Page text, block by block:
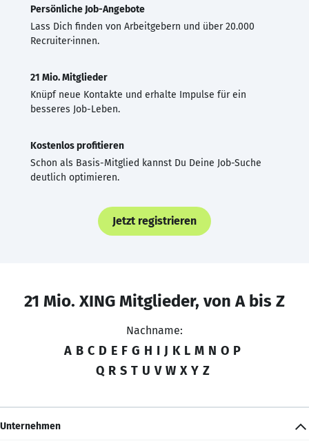
Persönliche Job-Angebote
Lass Dich finden von Arbeitgebern und über 20.000
Recruiter·innen.
21 Mio. Mitglieder
Knüpf neue Kontakte und erhalte Impulse für ein
besseres Job-Leben.
Kostenlos profitieren
Schon als Basis-Mitglied kannst Du Deine Job-Suche
deutlich optimieren.
Jetzt registrieren
21 Mio. XING Mitglieder, von A bis Z
Nachname:
A B C D E F G H I J K L M N O P
Q R S T U V W X Y Z
Unternehmen